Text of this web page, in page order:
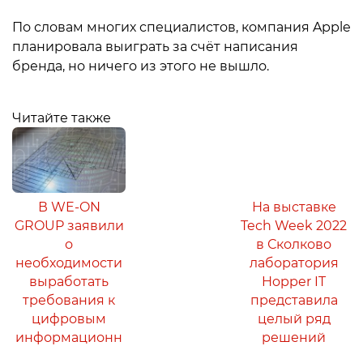
По словам многих специалистов, компания Apple
планировала выиграть за счёт написания
бренда, но ничего из этого не вышло.
Читайте также
В WE-ON
GROUP заявили
о
необходимости
выработать
требования к
цифровым
информационн
На выставке
Tech Week 2022
в Сколково
лаборатория
Hopper IT
представила
целый ряд
решений